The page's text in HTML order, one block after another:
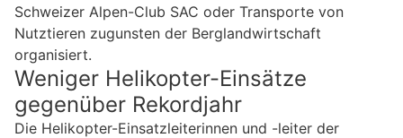
Schweizer Alpen-Club SAC oder Transporte von
Nutztieren zugunsten der Berglandwirtschaft
organisiert.
Weniger Helikopter-Einsätze
gegenüber Rekordjahr
Die Helikopter-Einsatzleiterinnen und -leiter der